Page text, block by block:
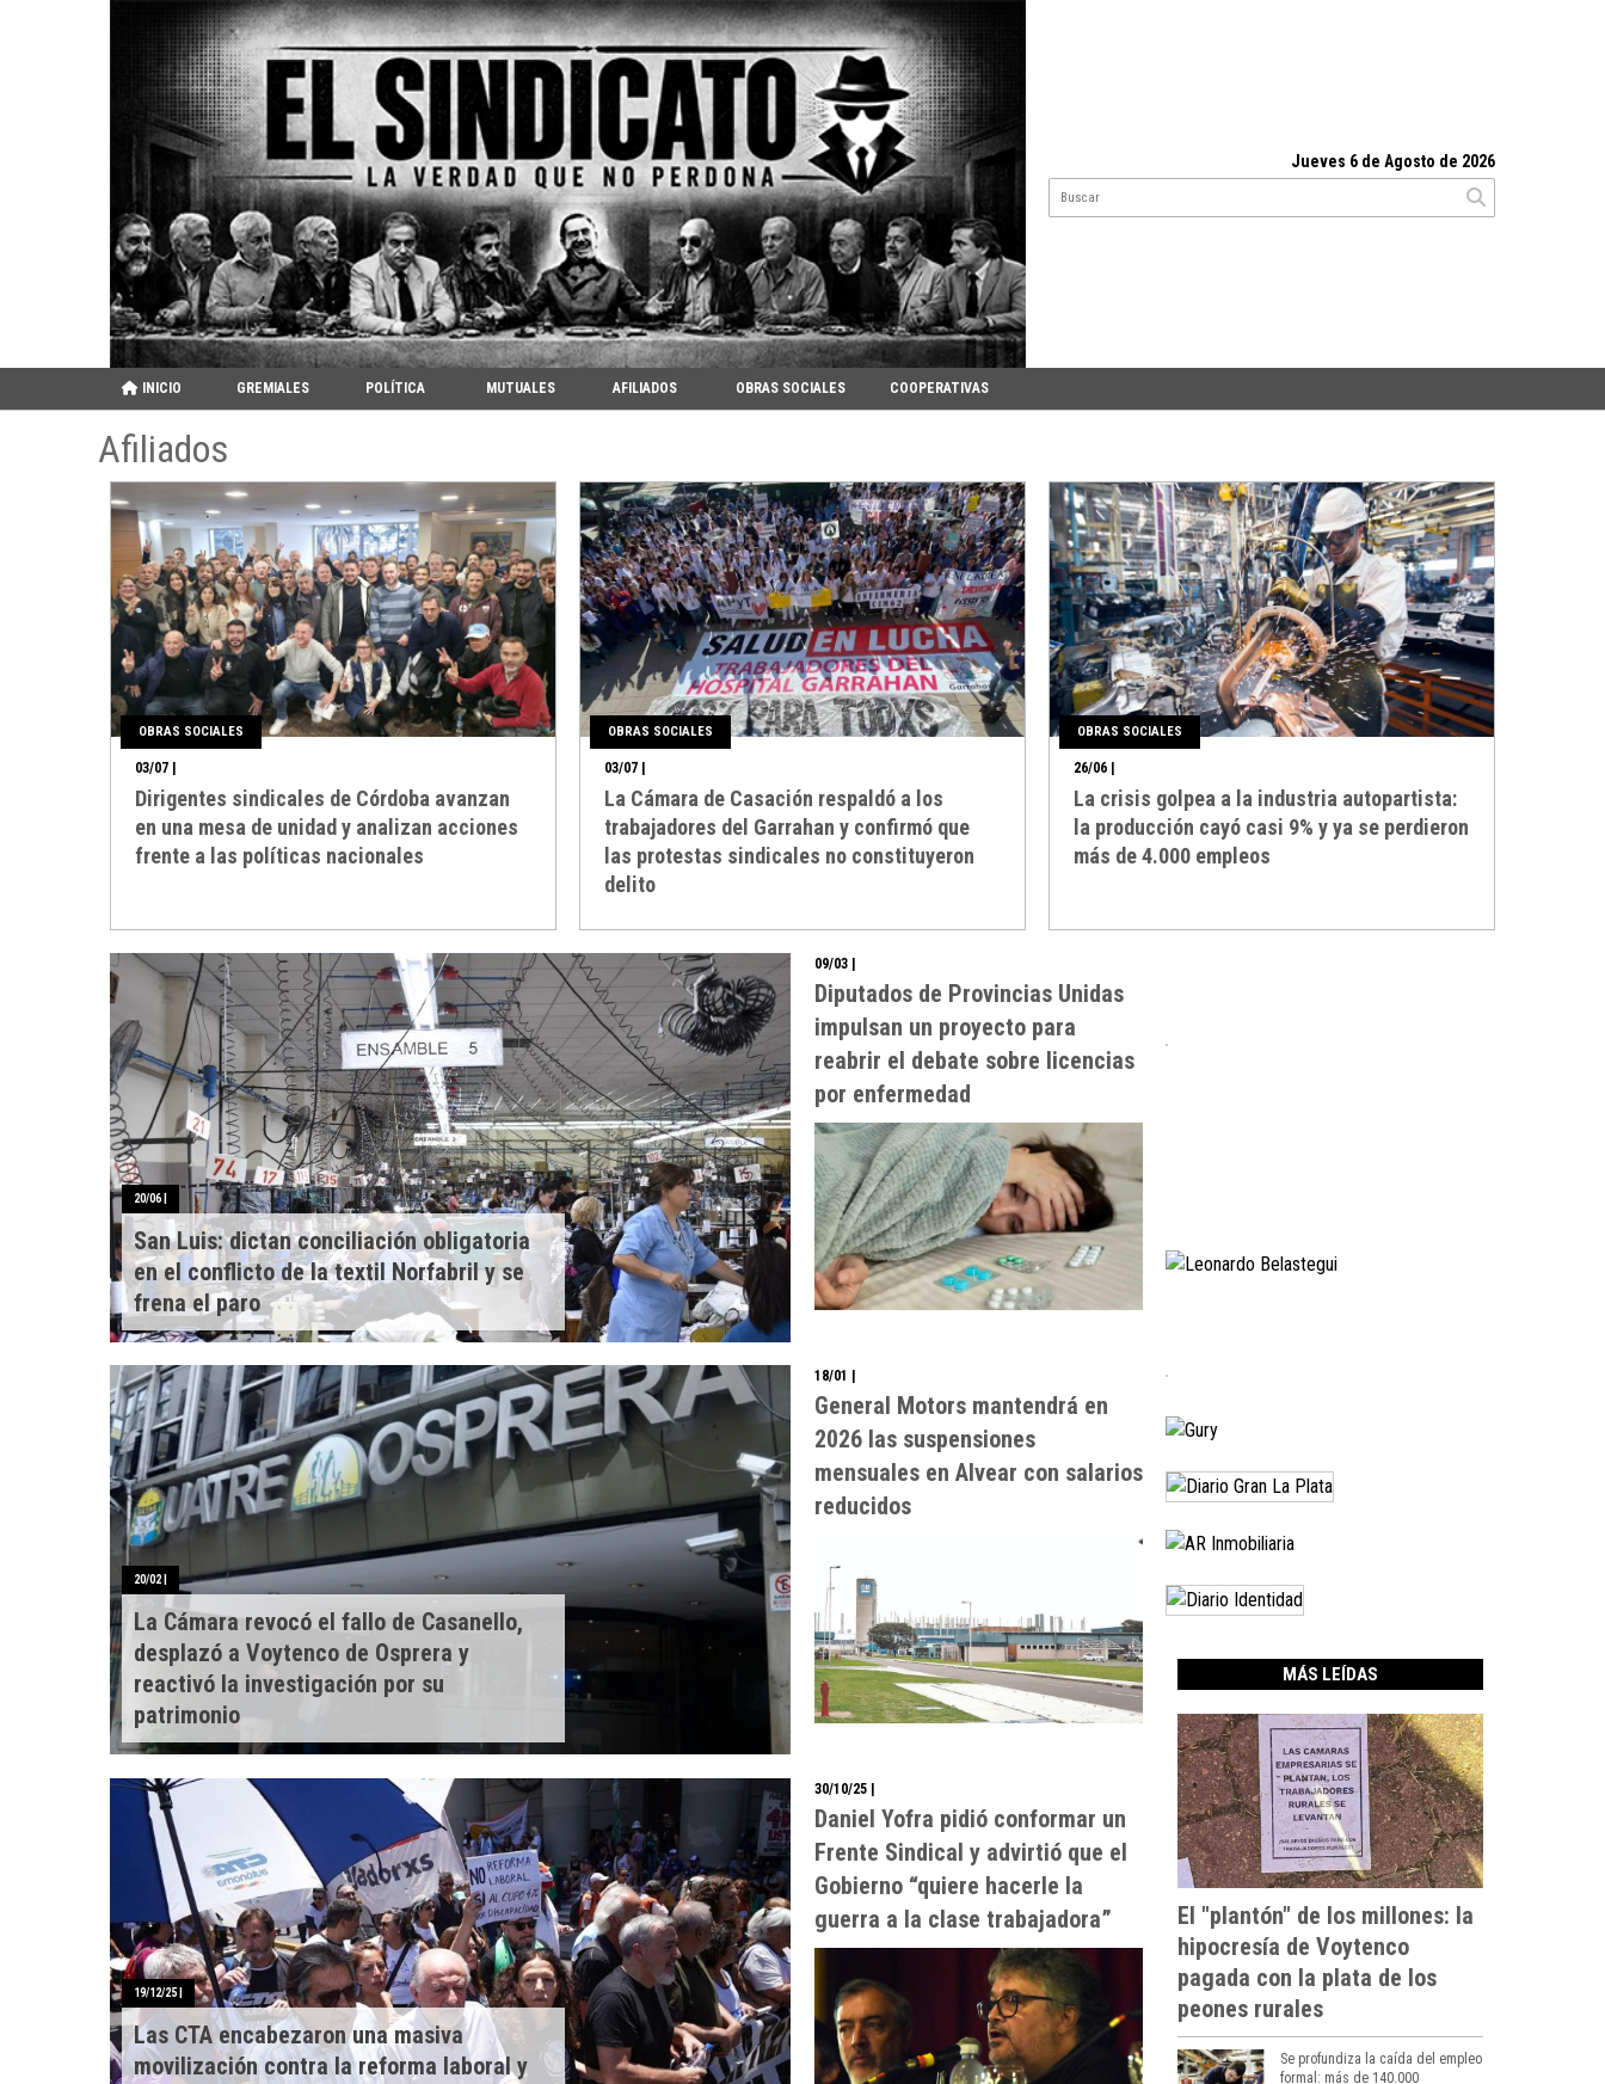
Jueves 6 de Agosto de 2026
INICIO GREMIALES POLÍTICA MUTUALES AFILIADOS OBRAS SOCIALES COOPERATIVAS
Afiliados
OBRAS SOCIALES
03/07 |
Dirigentes sindicales de Córdoba avanzan
en una mesa de unidad y analizan acciones
frente a las políticas nacionales
OBRAS SOCIALES
03/07 |
La Cámara de Casación respaldó a los
trabajadores del Garrahan y confirmó que
las protestas sindicales no constituyeron
delito
OBRAS SOCIALES
26/06 |
La crisis golpea a la industria autopartista:
la producción cayó casi 9% y ya se perdieron
más de 4.000 empleos
20/06
San Luis: dictan conciliación obligatoria
en el conflicto de la textil Norfabril y se
frena el paro
09/03|
Diputados de Provincias Unidas
impulsan un proyecto para
reabrir el debate sobre licencias
por enfermedad
20/02|
La Cámara revocó el fallo de Casanello,
desplazó a Voytenco de Osprera y
reactivó la investigación por su
patrimonio
18/01
General Motors mantendrá en
2026 las suspensiones
mensuales en Alvear con salarios
reducidos
19/12/25|
Las CTA encabezaron una masiva
movilización contra la reforma laboral y
30/10/25|
Daniel Yofra pidió conformar un
Frente Sindical y advirtió que el
Gobierno “quiere hacerle la
guerra a la clase trabajadora”
MÁS LEÍDAS
El "plantón" de los millones: la
hipocresía de Voytenco
pagada con la plata de los
peones rurales
Se profundiza la caída del empleo
formal: más de 140.000